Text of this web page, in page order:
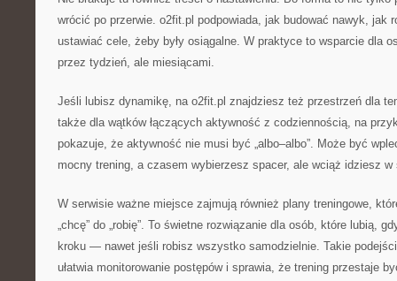
wrócić po przerwie. o2fit.pl podpowiada, jak budować nawyk, jak
ustawiać cele, żeby były osiągalne. W praktyce to wsparcie dla
przez tydzień, ale miesiącami.
Jeśli lubisz dynamikę, na o2fit.pl znajdziesz też przestrzeń dla
także dla wątków łączących aktywność z codziennością, na
pokazuje, że aktywność nie musi być „albo–albo”. Może być
mocny trening, a czasem wybierzesz spacer, ale wciąż idziesz w
W serwisie ważne miejsce zajmują również plany treningowe,
„chcę” do „robię”. To świetne rozwiązanie dla osób, które lubią,
kroku — nawet jeśli robisz wszystko samodzielnie. Takie
ułatwia monitorowanie postępów i sprawia, że trening przestaje